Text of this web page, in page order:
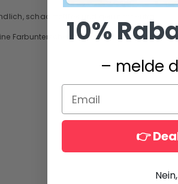
schadstofffrei und geruchsneutral.
Farbunterschiede, kein Verblassen der
10%
– melde
👉